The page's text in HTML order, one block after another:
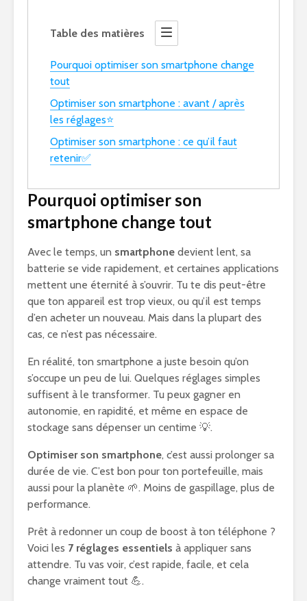
Table des matières
Pourquoi optimiser son smartphone change
tout
Optimiser son smartphone : avant / après
les réglages⭐
Optimiser son smartphone : ce qu’il faut
retenir✅
Pourquoi optimiser son
smartphone change tout
Avec le temps, un smartphone devient lent, sa
batterie se vide rapidement, et certaines applications
mettent une éternité à s’ouvrir. Tu te dis peut-être
que ton appareil est trop vieux, ou qu’il est temps
d’en acheter un nouveau. Mais dans la plupart des
cas, ce n’est pas nécessaire.
En réalité, ton smartphone a juste besoin qu’on
s’occupe un peu de lui. Quelques réglages simples
suffisent à le transformer. Tu peux gagner en
autonomie, en rapidité, et même en espace de
stockage sans dépenser un centime 💡.
Optimiser son smartphone, c’est aussi prolonger sa
durée de vie. C’est bon pour ton portefeuille, mais
aussi pour la planète 🌱. Moins de gaspillage, plus de
performance.
Prêt à redonner un coup de boost à ton téléphone ?
Voici les 7 réglages essentiels à appliquer sans
attendre. Tu vas voir, c’est rapide, facile, et cela
change vraiment tout 💪.